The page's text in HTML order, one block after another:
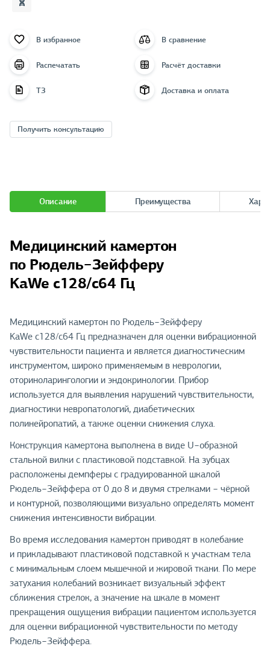
В избранное В сравнение
Распечатать Расчёт доставки
ТЗ Доставка и оплата
Получить консультацию
Описание Преимущества
Медицинский камертон
по Рюдель−Зейфферу
KaWe c128/c64 Гц
Медицинский камертон по Рюдель−Зейфферу
KaWe c128/c64 Гц предназначен для оценки вибрационной
чувствительности пациента и является диагностическим
инструментом, широко применяемым в неврологии,
оториноларингологии и эндокринологии. Прибор
используется для выявления нарушений чувствительности,
диагностики невропатологий, диабетических
полинейропатий, а также оценки снижения слуха.
Конструкция камертона выполнена в виде U−образной
стальной вилки с пластиковой подставкой. На зубцах
расположены демпферы с градуированной шкалой
Рюдель−Зейффера от 0 до 8 и двумя стрелками − чёрной
и контурной, позволяющими визуально определять момент
снижения интенсивности вибрации.
Во время исследования камертон приводят в колебание
и прикладывают пластиковой подставкой к участкам тела
с минимальным слоем мышечной и жировой ткани. По мере
затухания колебаний возникает визуальный эффект
сближения стрелок, а значение на шкале в момент
прекращения ощущения вибрации пациентом используется
для оценки вибрационной чувствительности по методу
Рюдель−Зейффера.